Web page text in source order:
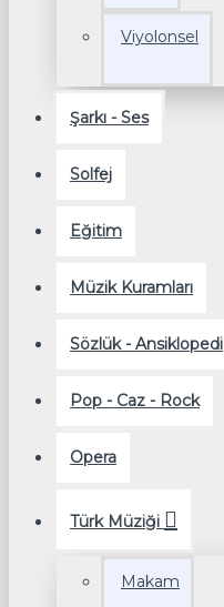
Viyolonsel
Şarkı - Ses
Solfej
Eğitim
Müzik Kuramları
Sözlük - Ansiklopedi
Pop - Caz - Rock
Opera
Türk Müziği
Makam